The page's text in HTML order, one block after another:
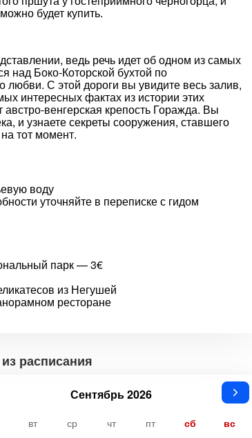
будет купить.
ведь речь идет об одном из самых
над Боко-Которской бухтой по
С этой дороги вы увидите весь залив,
интересных фактах из истории этих
венгерская крепость Горажда. Вы
и узнаете секреты сооружения, ставшего
тот момент.
воду
уточняйте в переписке с гидом
парк — 3€
из Негушей
ресторане
расписания
Сентябрь 2026
вт ср чт пт сб вс